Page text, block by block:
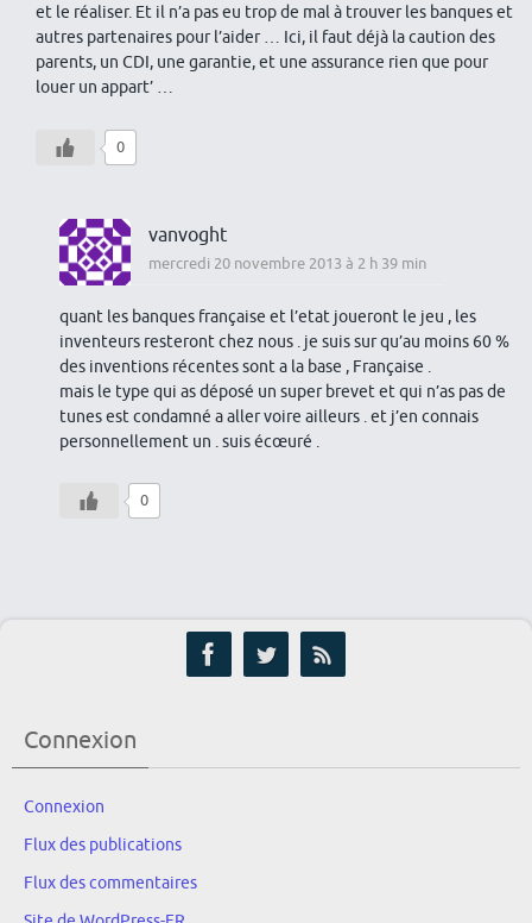
et le réaliser. Et il n’a pas eu trop de mal à trouver les banques et
autres partenaires pour l’aider … Ici, il faut déjà la caution des
parents, un CDI, une garantie, et une assurance rien que pour
louer un appart’ …
0
vanvoght
mercredi 20 novembre 2013 à 2 h 39 min
quant les banques française et l’etat joueront le jeu , les
inventeurs resteront chez nous . je suis sur qu’au moins 60 %
des inventions récentes sont a la base , Française .
mais le type qui as déposé un super brevet et qui n’as pas de
tunes est condamné a aller voire ailleurs . et j’en connais
personnellement un . suis écœuré .
0
Connexion
Connexion
Flux des publications
Flux des commentaires